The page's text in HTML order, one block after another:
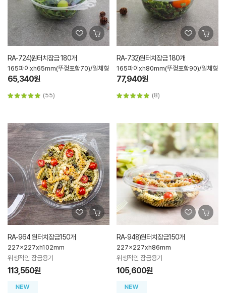
RA-724)원터치잠금 180개
165파이xh65mm(뚜껑포함70)/일체형
65,340원
(55)
RA-732)원터치잠금 180개
165파이xh80mm(뚜껑포함90)/일체형
77,940원
(8)
RA-964 원터치잠금150개
227x227xh102mm
위생적인 잠금용기
113,550원
RA-948)원터치잠금150개
227x227xh86mm
위생적인 잠금용기
105,600원